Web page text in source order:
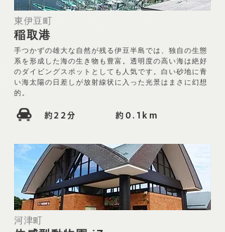
東伊豆町
稲取港
手つかずの雄大な自然が残る伊豆半島では、独自の生態
系を形成した海の生き物も豊富。透明度の高い海は絶好
のダイビングスポットとしても人気です。白い砂地に青
い海太陽の日差しが放射線状に入った光景はまさに幻想
的。
約22 分 約0.1km
河津町